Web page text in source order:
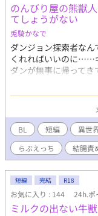
のんびり屋の熊獣
てしょうがない
兎騎かなで
ダンジョン探索者な
くれればいいのに……
ダンが無事に帰って
ている。 でもいざ帰
しまう。 エイダンは
るけど……だったら体
で常識人だと思って
んびりに見えてドSな
です。 「かわいい、
えばなんでも許され
っ！ や、うにゃっ！
いちゃらぶえっちで
って丸洗いしたら超好
これ単品で読めます。
BL 短編 異世
らぶえっち
結腸責
短編 完結 R18
お気に入り : 144 24h.ポ
ミルクの出ない牛